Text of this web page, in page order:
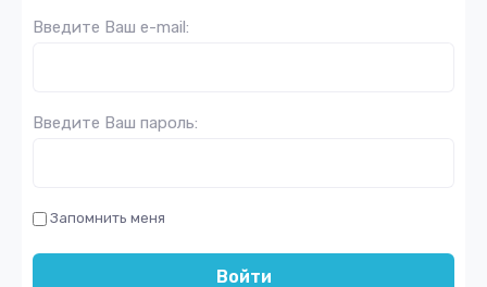
Введите Ваш e-mail:
Введите Ваш пароль:
Запомнить меня
Войти